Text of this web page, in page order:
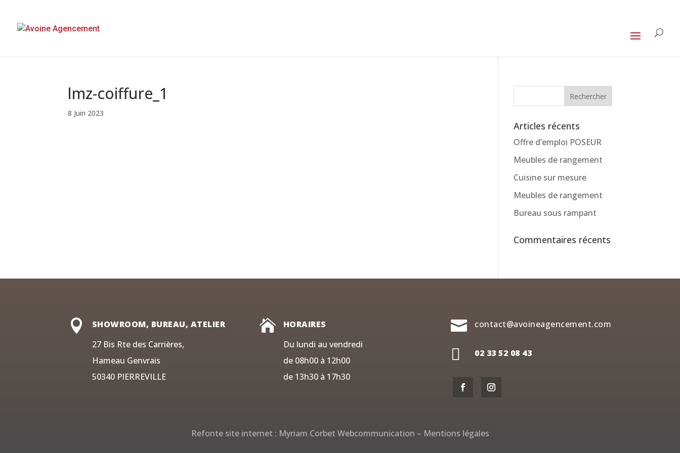
lmz-coiffure_1
8 Juin 2023
Articles récents
Offre d’emploi POSEUR
Meubles de rangement
Cuisine sur mesure
Meubles de rangement
Bureau sous rampant
Commentaires récents

SHOWROOM, BUREAU, ATELIER
27 Bis Rte des Carrières,
Hameau Genvrais
50340 PIERREVILLE

HORAIRES
Du lundi au vendredi
de 08h00 à 12h00
de 13h30 à 17h30
 contact@avoineagencement.com
 02 33 52 08 43
Refonte site internet : Myriam Corbet Webcommunication – Mentions légales